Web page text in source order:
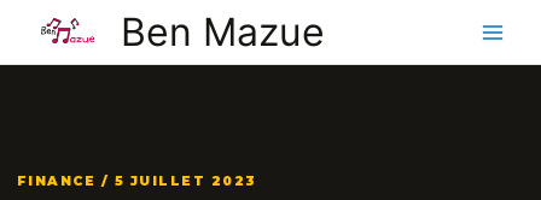
contenu
Ben Mazue
FINANCE / 5 JUILLET 2023